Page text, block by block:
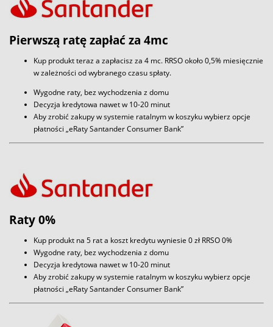
Pierwszą ratę zapłać za 4mc
Kup produkt teraz a zapłacisz za 4 mc. RRSO około 0,5% miesięcznie
w zależności od wybranego czasu spłaty.
Wygodne raty, bez wychodzenia z domu
Decyzja kredytowa nawet w 10-20 minut
Aby zrobić zakupy w systemie ratalnym w koszyku wybierz opcje
płatności „eRaty Santander Consumer Bank”
Raty 0%
Kup produkt na 5 rat a koszt kredytu wyniesie 0 zł RRSO 0%
Wygodne raty, bez wychodzenia z domu
Decyzja kredytowa nawet w 10-20 minut
Aby zrobić zakupy w systemie ratalnym w koszyku wybierz opcje
płatności „eRaty Santander Consumer Bank”